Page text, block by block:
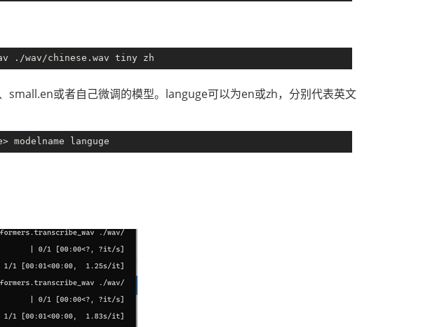
或者自己微调的模型。languge可以为en或zh，分别代表英文